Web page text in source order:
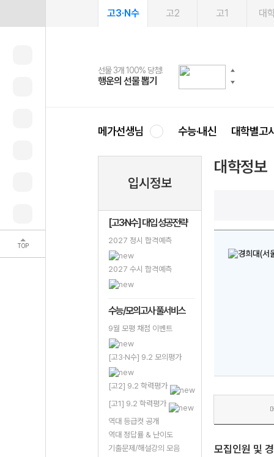
TOP
고3·N수 고2 고1 대
선물 3개 100% 당첨!
행운의 선물 뽑기
선물 100% 증정!
메가스터디 X 올리브
여름방학 스터디 캐시백
메가런 썸머스쿨
2027 러셀 단과
강사 공개선발
스마트러닝앱
설문 EVENT
메가패스
3일 무료 체험권
메가패스 수강생 무료혜택!
메가클럽 멤버십
사회공헌 캠페인
희망이룸 메가나눔
메가선생님 수능·내신 대학별고
입시정보
[고3·N수] 대입 성공전략
2027 정시 합격예측
2027 수시 합격예측
수능/모의고사 풀서비스
9월 모평 채점 이벤트
[고3·N수] 9.2 모의평가
[고2] 9.2 학력평가
[고1] 9.2 학력평가
역대 등급컷 공개
역대 정답률 & 난이도
기출문제/해설강의 모음
대학정보
모집인원 및